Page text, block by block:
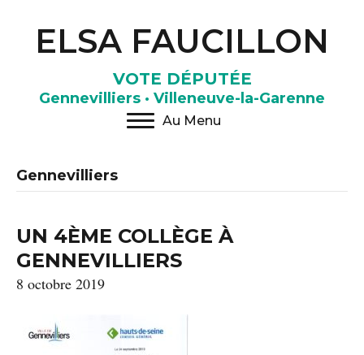
ELSA FAUCILLON
VOTE DÉPUTÉE
Gennevilliers · Villeneuve-la-Garenne
Au Menu
Gennevilliers
UN 4ÈME COLLÈGE À
GENNEVILLIERS
8 octobre 2019